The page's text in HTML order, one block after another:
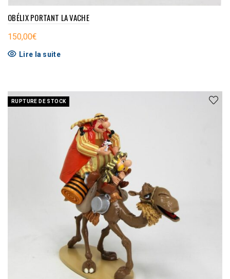
OBÉLIX PORTANT LA VACHE
150,00€
Lire la suite
RUPTURE DE STOCK